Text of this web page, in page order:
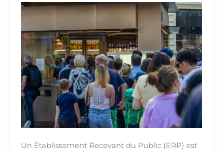
Un Établissement Recevant du Public (ERP) est
Établissement
du
public
(ERP)
:
définition,
normes
et
obligations